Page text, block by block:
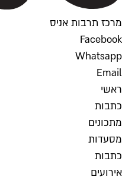
מרכז תרבות אניס
Facebook
Whatsapp
Email
ראשי
כתבות
מתכונים
מסעדות
כתבות
אירועים